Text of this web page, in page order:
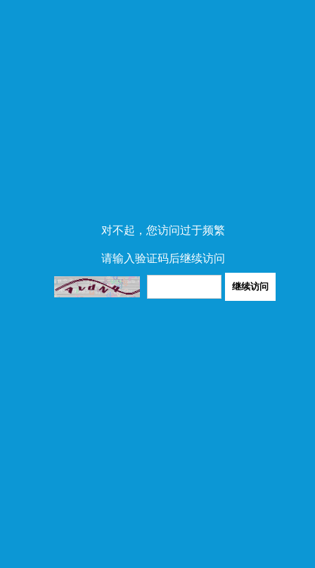
对不起，您访问过于频繁
请输入验证码后继续访问
继续访问